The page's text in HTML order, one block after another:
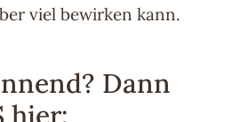
viel bewirken kann.
Dann
hier: